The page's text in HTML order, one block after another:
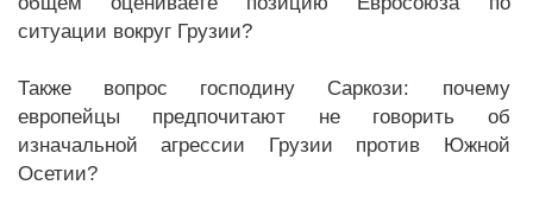
ситуации вокруг Грузии?
Также вопрос господину Саркози: почему
европейцы предпочитают не говорить об
изначальной агрессии Грузии против Южной
Осетии?